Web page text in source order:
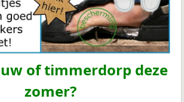
of timmerdorp deze
zomer?